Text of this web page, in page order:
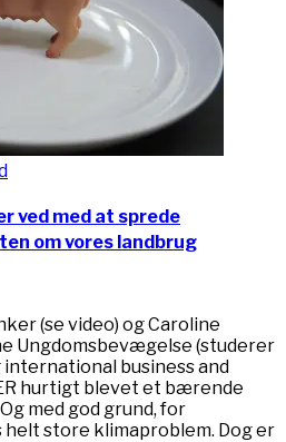
ved med at sprede
om vores landbrug
(se video) og Caroline
Ungdomsbevægelse (studerer
business and
hurtigt blevet et bærende
med god grund, for
helt store klimaproblem. Dog er